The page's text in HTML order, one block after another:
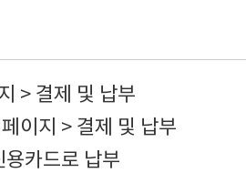
> 결제 및 납부
이지 > 결제 및 납부
카드로 납부